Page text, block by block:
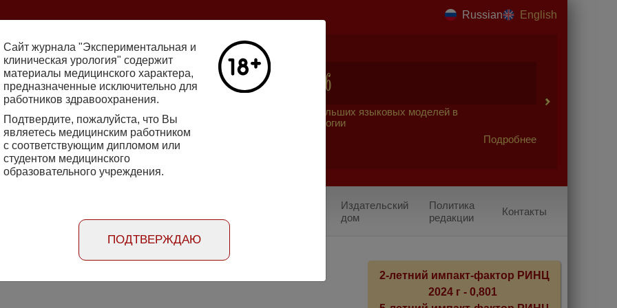
Russian English
2712-8571 10.29188/2222-8543
- основатель НИИ
исследования в НИИ
Подробнее
Номер №2, 2026
Галлюцинации больших языковых моделей в
клинической урологии
Подробнее
i klinicheskaya urologiya
для авторов
рекламодателей
Издательский
дом
Политика
редакции
Контакты
2-летний импакт-фактор РИНЦ
2024 г - 0,801
Сайт журнала "Экспериментальная и
клиническая урология" содержит
материалы медицинского характера,
предназначенные исключительно для
работников здравоохранения.
Подтвердите, пожалуйста, что Вы
являетесь медицинским работником
с соответствующим дипломом или
студентом медицинского
образовательного учреждения.
ПОДТВЕРЖДАЮ